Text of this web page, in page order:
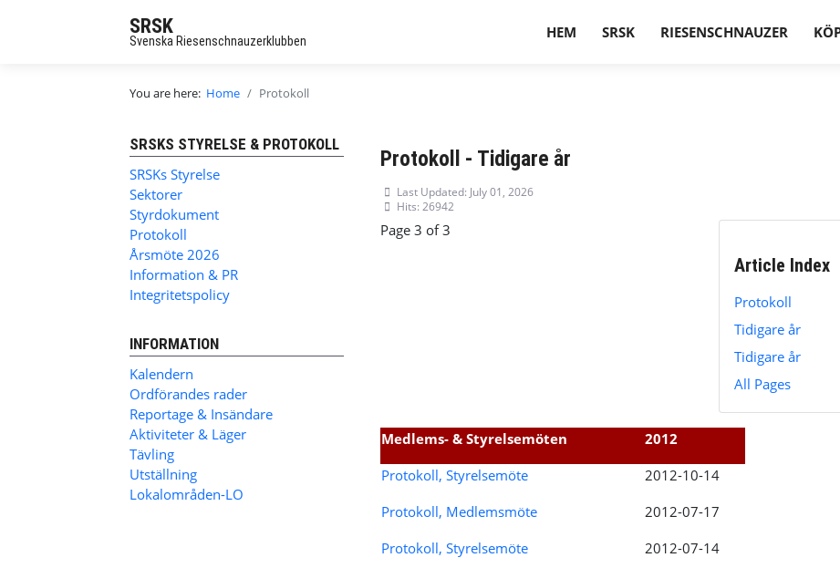
SRSK
Svenska Riesenschnauzerklubben HEM SRSK RIESENSCHNAUZER
You are here: Home Protokoll
SRSKS STYRELSE & PROTOKOLL
SRSKs Styrelse
Sektorer
Styrdokument
Protokoll
Årsmöte 2026
Information & PR
Integritetspolicy
INFORMATION
Kalendern
Ordförandes rader
Reportage & Insändare
Aktiviteter & Läger
Tävling
Utställning
Lokalområden-LO
Protokoll - Tidigare år
Last Updated: July 01, 2026
Hits: 26942
Article Index
Protokoll
Tidigare år
Tidigare år
All Pages
Page 3 of 3
Medlems- & Styrelsemöten
2012
Protokoll, Styrelsemöte
2012-10-14
Protokoll, Medlemsmöte
2012-07-17
Protokoll, Styrelsemöte
2012-07-14